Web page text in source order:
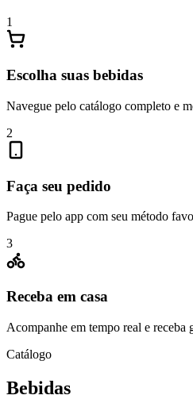
1
Escolha suas bebidas
Navegue pelo catálogo completo e
2
Faça seu pedido
Pague pelo app com seu método
3
Receba em casa
Acompanhe em tempo real e receba
Catálogo
Bebidas